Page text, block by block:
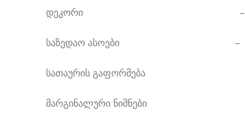
დეკორი –
საზედაო ასოები –
სათაურის გაფორმება
მარგინალური ნიშნები